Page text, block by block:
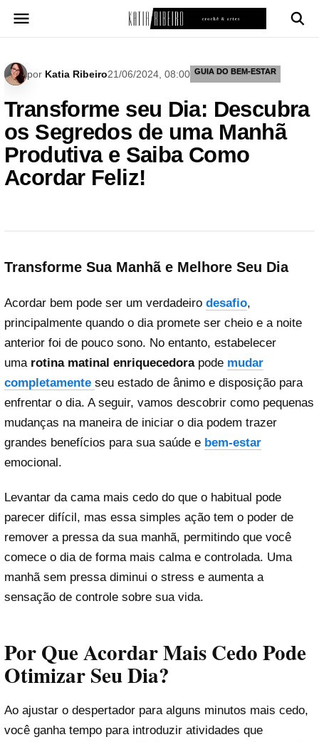
para
por Katia Ribeiro21/06/2024, 08:00 GUIA DO BEM-ESTAR
Transforme seu Dia: Descubra
os Segredos de uma Manhã
Produtiva e Saiba Como
Acordar Feliz!
Transforme Sua Manhã e Melhore Seu Dia
Acordar bem pode ser um verdadeiro desafio,
principalmente quando o dia promete ser cheio e a noite
anterior foi de pouco sono. No entanto, estabelecer
uma rotina matinal enriquecedorapode mudar
completamente seu estado de ânimo e disposição para
enfrentar o dia. A seguir, vamos descobrir como pequenas
mudanças na maneira de iniciar o dia podem trazer
grandes benefícios para sua saúde e bem-estar
emocional.
Levantar da cama mais cedo do que o habitual pode
parecer difícil, mas essa simples ação tem o poder de
remover a pressa da sua manhã, permitindo que você
comece o dia de forma mais calma e controlada. Uma
manhã sem pressa diminui o stress e aumenta a
sensação de controle sobre sua vida.
Por Que Acordar Mais Cedo Pode
Otimizar Seu Dia?
Ao ajustar o despertador para alguns minutos mais cedo,
você ganha tempo para introduzir atividades que